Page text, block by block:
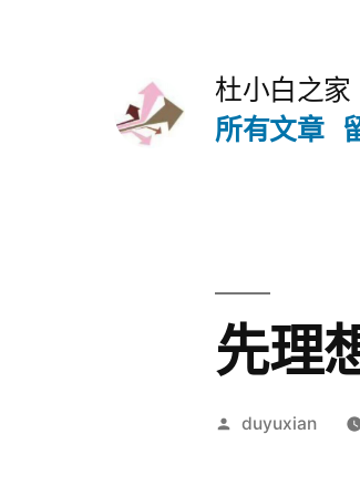
杜小白之家
所有文章
先理
发
duyuxian